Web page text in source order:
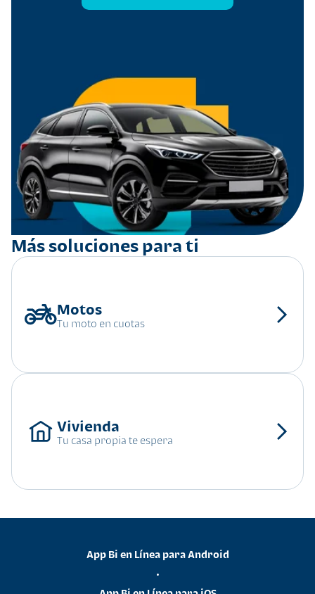
Más soluciones para ti
Tu moto en cuotas
Tu casa propia te espera
App Bi en Línea para Android
•